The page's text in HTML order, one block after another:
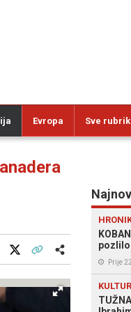
Evropa Sve
pozlilo
Prije